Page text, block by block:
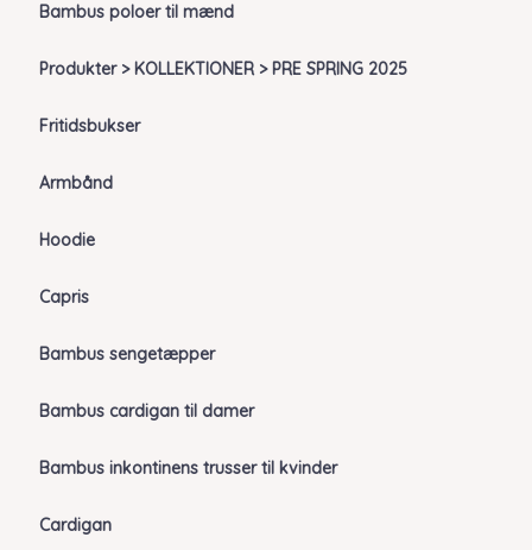
Bambus poloer til mænd
Produkter > KOLLEKTIONER > PRE SPRING 2025
Fritidsbukser
Armbånd
Hoodie
Capris
Bambus sengetæpper
Bambus cardigan til damer
Bambus inkontinens trusser til kvinder
Cardigan